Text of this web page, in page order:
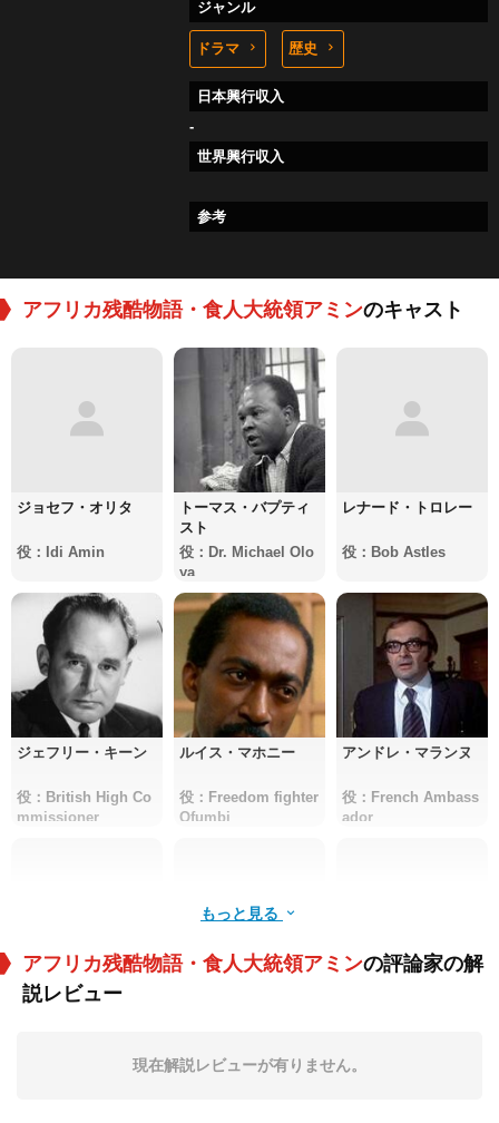
ジャンル
ドラマ 歴史
日本興行収入
-
世界興行収入
参考
アフリカ残酷物語・食人大統領アミンのキャスト
ジョセフ・オリタ
役：Idi Amin
トーマス・バプティ
スト
役：Dr. Michael Olo
ya
レナード・トロレー
役：Bob Astles
ジェフリー・キーン
役：British High Co
mmissioner
ルイス・マホニー
役：Freedom fighter
Ofumbi
アンドレ・マランヌ
役：French Ambass
ador
Denis Hills
missioner Davis
もっと見る
アフリカ残酷物語・食人大統領アミンの評論家の解
説レビュー
現在解説レビューが有りません。